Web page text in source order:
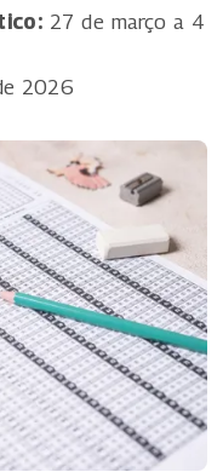
27 de março a 4
2026